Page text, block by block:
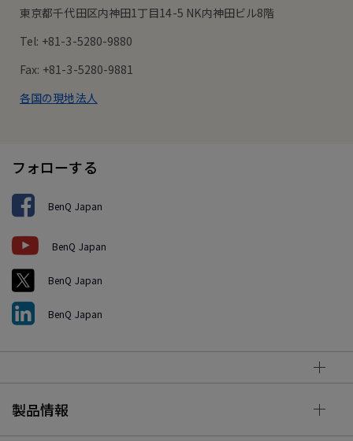
東京都千代田区内神田1丁目14-5 NK内神田ビル8階
Tel: +81-3-5280-9880
Fax: +81-3-5280-9881
各国の現地法人
フォローする
BenQ Japan
BenQ Japan
BenQ Japan
BenQ Japan
製品情報